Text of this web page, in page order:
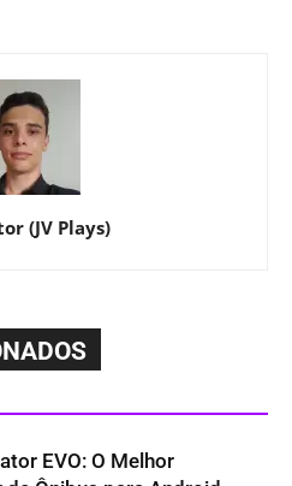
(JV Plays)
EVO: O Melhor